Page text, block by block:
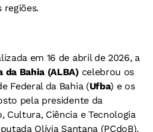
regiões.
em 16 de abril de 2026, a
da Bahia (ALBA)celebrou os
Federal da Bahia (Ufba) e os
pela presidente da
Cultura, Ciência e Tecnologia
Olívia Santana (PCdoB),